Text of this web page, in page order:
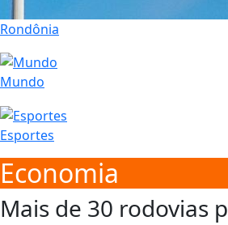
Rondônia
Mundo
Esportes
Economia
Mais de 30 rodovias